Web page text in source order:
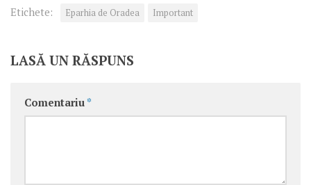
Etichete: Eparhia de Oradea Important
LASĂ UN RĂSPUNS
Comentariu *